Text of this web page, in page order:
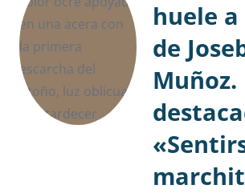
huele
de
Muñoz.